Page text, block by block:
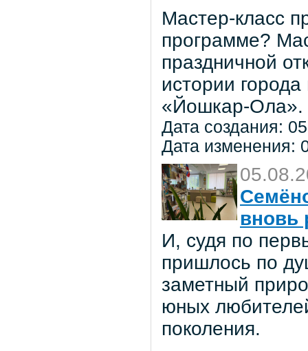
Мастер-класс
программе?
праздничной
истории
«Йошкар-Ола».
Дата создания:
Дата изменения:
вновь
И, судя по
пришлось по
заметный
юных
поколения.